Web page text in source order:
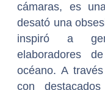
cámaras, es
desató una
inspiró a
elaboradores
océano. A
con